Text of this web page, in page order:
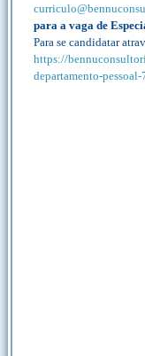
para a vaga de
Para se candidatar
https://
departamento-